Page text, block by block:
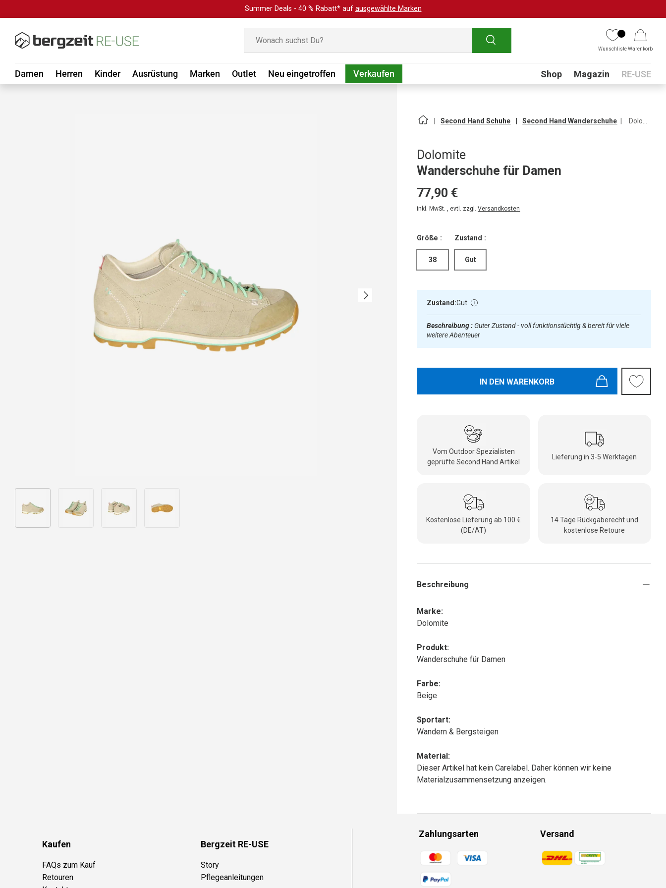
Summer Deals - 40 % Rabatt* auf ausgewählte Marken
Suchen
WunschlisteWarenkorb
Damen Herren Kinder Ausrüstung Marken Outlet Neu eingetroffen Verkaufen Submenu
Shop Magazin RE-USE
Nächste
Bild 1 in Galerieansicht laden
Second Hand Schuhe Second Hand Wanderschuhe
Dolomite
Wanderschuhe für Damen
77,90 €
inkl. MwSt. , evtl. zzgl.Versandkosten
Größe :
38
Zustand :
Gut
Zustand:Gut
Beschreibung : Guter Zustand - voll funktionstüchtig & bereit für viele
weitere Abenteuer
IN DEN WARENKORB
Vom Outdoor Spezialisten
geprüfte Second Hand Artikel
Lieferung in 3-5 Werktagen
Kostenlose Lieferung ab 100 €
(DE/AT)
14 Tage Rückgaberecht und
kostenlose Retoure
Beschreibung
Marke:
Dolomite
Produkt:
Wanderschuhe für Damen
Farbe:
Beige
Sportart:
Wandern & Bergsteigen
Material:
Dieser Artikel hat kein Carelabel. Daher können wir keine
Materialzusammensetzung anzeigen.
Kaufen
FAQs zum Kauf
Retouren
Bergzeit RE-USE
Story
Pflegeanleitungen
Zahlungsarten
Zahlungsmethoden
Versand
Zahlungsmethoden